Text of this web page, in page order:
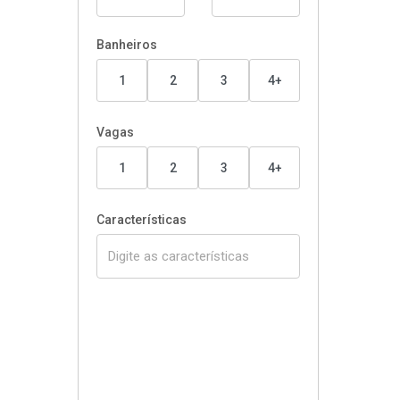
Banheiros
1 2 3 4+
Vagas
1 2 3 4+
Características